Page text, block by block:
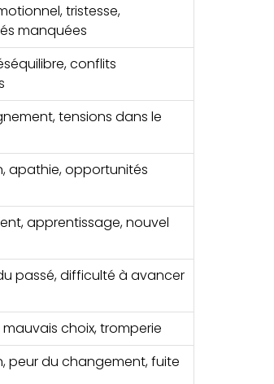
tristesse,
manquées
conflits
tensions dans le
apathie, opportunités
apprentissage, nouvel
passé, difficulté à avancer
choix, tromperie
peur du changement, fuite